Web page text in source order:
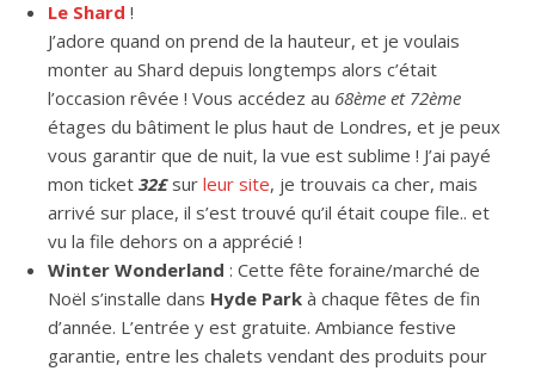
Le Shard !
J’adore quand on prend de la hauteur, et je voulais
monter au Shard depuis longtemps alors c’était
l’occasion rêvée ! Vous accédez au 68ème et 72ème
étages du bâtiment le plus haut de Londres, et je peux
vous garantir que de nuit, la vue est sublime ! J’ai payé
mon ticket 32£sur leur site, je trouvais ca cher, mais
arrivé sur place, il s’est trouvé qu’il était coupe file.. et
vu la file dehors on a apprécié !
Winter Wonderland : Cette fête foraine/marché de
Noël s’installe dans Hyde Park à chaque fêtes de fin
d’année. L’entrée y est gratuite. Ambiance festive
garantie, entre les chalets vendant des produits pour